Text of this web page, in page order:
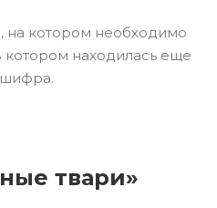
на котором необходимо
котором находилась еще
шифра.
твари»